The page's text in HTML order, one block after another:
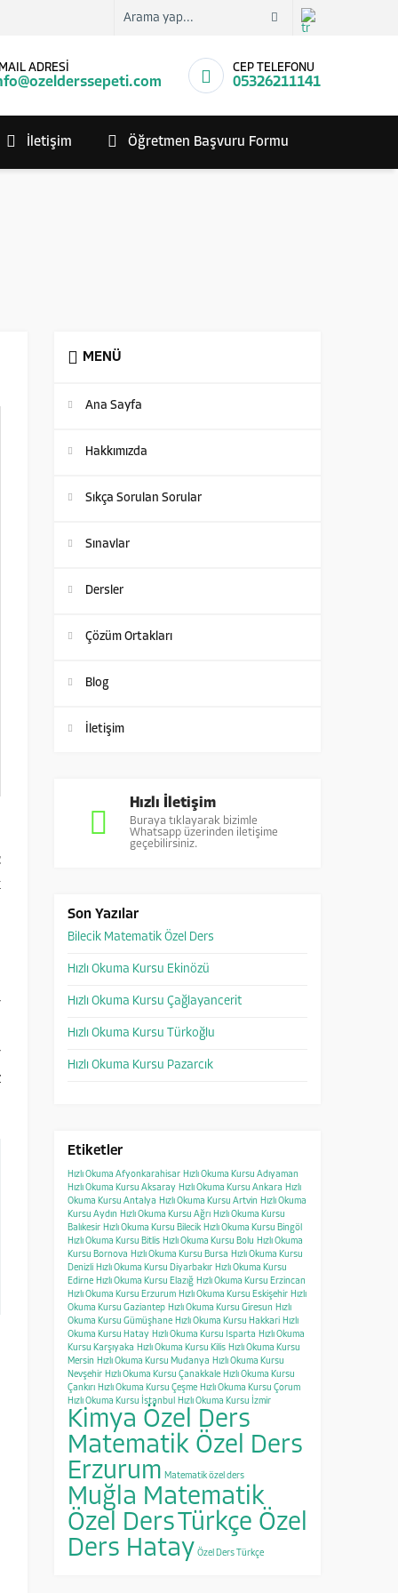
ADRESİ CEP TELEFONU
05326211141
İletişim Öğretmen Başvuru Formu
MENÜ
Ana Sayfa
Hakkımızda
Sıkça Sorulan Sorular
Sınavlar
Dersler
Çözüm Ortakları
Blog
İletişim
Hızlı İletişim
Buraya tıklayarak bizimle
Whatsapp üzerinden iletişime
geçebilirsiniz.
Son Yazılar
Bilecik Matematik Özel Ders
Hızlı Okuma Kursu Ekinözü
Hızlı Okuma Kursu Çağlayancerit
Hızlı Okuma Kursu Türkoğlu
Hızlı Okuma Kursu Pazarcık
Etiketler
Hızlı Okuma Afyonkarahisar Hızlı Okuma Kursu Adıyaman
Hızlı Okuma Kursu Aksaray Hızlı Okuma Kursu Ankara Hızlı
Okuma Kursu Antalya Hızlı Okuma Kursu Artvin Hızlı Okuma
Kursu Aydın Hızlı Okuma Kursu Ağrı Hızlı Okuma Kursu
Balıkesir Hızlı Okuma Kursu Bilecik Hızlı Okuma Kursu Bingöl
Hızlı Okuma Kursu Bitlis Hızlı Okuma Kursu Bolu Hızlı Okuma
Kursu Bornova Hızlı Okuma Kursu Bursa Hızlı Okuma Kursu
Denizli Hızlı Okuma Kursu Diyarbakır Hızlı Okuma Kursu
Edirne Hızlı Okuma Kursu Elazığ Hızlı Okuma Kursu Erzincan
Hızlı Okuma Kursu Erzurum Hızlı Okuma Kursu Eskişehir Hızlı
Okuma Kursu Gaziantep Hızlı Okuma Kursu Giresun Hızlı
Okuma Kursu Gümüşhane Hızlı Okuma Kursu Hakkari Hızlı
Okuma Kursu Hatay Hızlı Okuma Kursu Isparta Hızlı Okuma
Kursu Karşıyaka Hızlı Okuma Kursu Kilis Hızlı Okuma Kursu
Mersin Hızlı Okuma Kursu Mudanya Hızlı Okuma Kursu
Nevşehir Hızlı Okuma Kursu Çanakkale Hızlı Okuma Kursu
Çankırı Hızlı Okuma Kursu Çeşme Hızlı Okuma Kursu Çorum
Hızlı Okuma Kursu İstanbul
Hızlı Okuma Kursu İzmir
Kimya Özel Ders
Matematik Özel Ders
Erzurum Matematik özel ders
Muğla Matematik
Özel DersTürkçe Özel
Ders Hatay Özel Ders Türkçe